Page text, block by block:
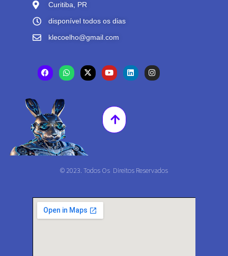
Curitiba, PR
disponível todos os dias
klecoelho@gmail.com
© 2023. Todos Os Direitos Reservados